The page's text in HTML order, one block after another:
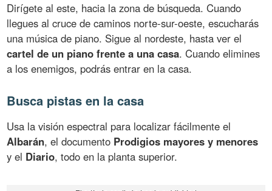
Dirígete al este, hacia la zona de búsqueda. Cuando
llegues al cruce de caminos norte-sur-oeste, escucharás
una música de piano. Sigue al nordeste, hasta ver el
cartel de un piano frente a una casa. Cuando elimines
a los enemigos, podrás entrar en la casa.
Busca pistas en la casa
Usa la visión espectral para localizar fácilmente el
Albarán, el documento Prodigios mayores y menores
y el Diario, todo en la planta superior.